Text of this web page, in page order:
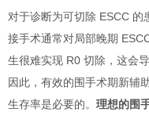
对于诊断为可切除 ESCC 的
接手术通常对局部晚期
生很难实现 R0 切除，这会
因此，有效的围手术期新辅
生存率是必要的。 理想的围